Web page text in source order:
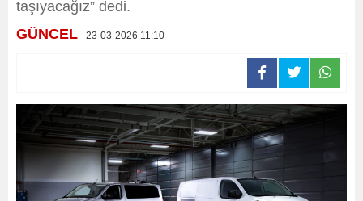
taşıyacağız” dedi.
GÜNCEL - 23-03-2026 11:10